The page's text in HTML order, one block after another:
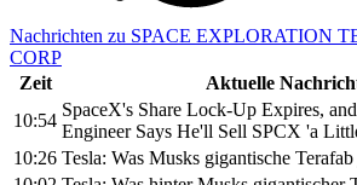
Nachrichten zu SPACE EXPLORATION
CORP
Zeit
Aktuelle
10:54
SpaceX's Share Lock-Up Expires,
Engineer Says He'll Sell SPCX 'a
10:26 Tesla: Was Musks gigantische